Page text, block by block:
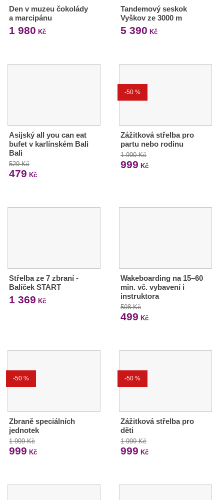
Den v muzeu čokolády
a marcipánu
1 980 Kč
Tandemový seskok
Vyškov ze 3000 m
5 390 Kč
Asijský all you can eat
bufet v karlínském Bali
Bali
529 Kč
479 Kč
-50 %
Zážitková střelba pro
partu nebo rodinu
1 990 Kč
999 Kč
Střelba ze 7 zbraní -
Balíček START
1 369 Kč
Wakeboarding na 15–60
min. vč. vybavení i
instruktora
598 Kč
499 Kč
-50 %
Zbraně speciálních
jednotek
1 999 Kč
999 Kč
-50 %
Zážitková střelba pro
děti
1 999 Kč
999 Kč